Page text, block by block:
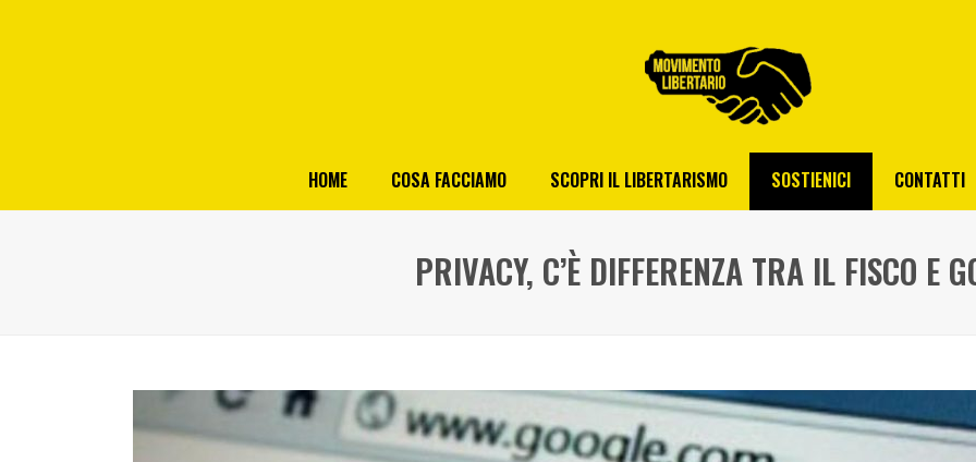
HOME COSA FACCIAMO SCOPRI IL LIBERTARISMO SOSTIENICI CONTATTI
PRIVACY, C’È DIFFERENZA TRA IL FISCO E